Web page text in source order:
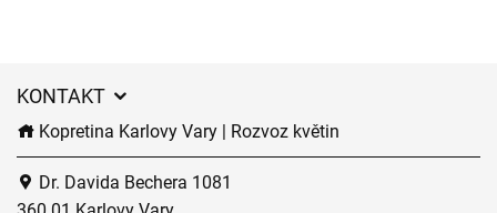
KONTAKT
Kopretina Karlovy Vary | Rozvoz květin
Dr. Davida Bechera 1081